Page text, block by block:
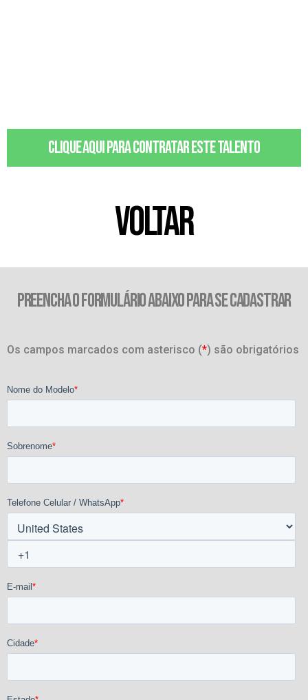
Clique aqui para contratar este talento
VOLTAR
PREENCHA O FORMULÁRIO ABAIXO PARA SE CADASTRAR
Os campos marcados com asterisco (*) são obrigatórios